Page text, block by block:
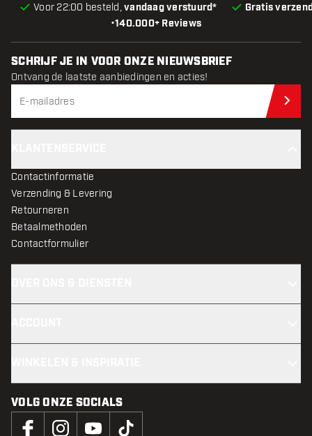
•140.000+ Reviews
Voor 22:00 besteld,vandaag verstuurd* Gratis
SCHRIJF JE IN VOOR ONZE NIEUWSBRIEF
Ontvang de laatste aanbiedingen en acties!
Contactinformatie
Verzending & Levering
Retourneren
Betaalmethoden
Contactformulier
VOLG ONZE SOCIALS